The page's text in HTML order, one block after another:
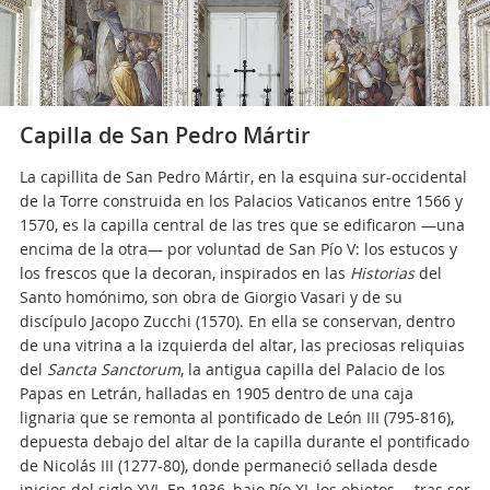
Capilla de San Pedro Mártir
La capillita de San Pedro Mártir, en la esquina sur-occidental
de la Torre construida en los Palacios Vaticanos entre 1566 y
1570, es la capilla central de las tres que se edificaron —una
encima de la otra— por voluntad de San Pío V: los estucos y
los frescos que la decoran, inspirados en las Historiasdel
Santo homónimo, son obra de Giorgio Vasari y de su
discípulo Jacopo Zucchi (1570). En ella se conservan, dentro
de una vitrina a la izquierda del altar, las preciosas reliquias
del Sancta Sanctorum, la antigua capilla del Palacio de los
Papas en Letrán, halladas en 1905 dentro de una caja
lignaria que se remonta al pontificado de León III (795-816),
depuesta debajo del altar de la capilla durante el pontificado
de Nicolás III (1277-80), donde permaneció sellada desde